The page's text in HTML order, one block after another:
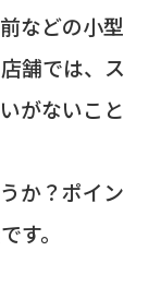
などの小型
舗では、ス
がないこと
か？ポイン
す。